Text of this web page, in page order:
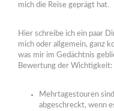
mich die Reise geprägt hat.
Hier schreibe ich ein paar
mich oder allgemein, ganz
was mir im Gedächtnis
Bewertung der Wichtigkeit:
Mehrtagestouren
abgeschreckt, wenn